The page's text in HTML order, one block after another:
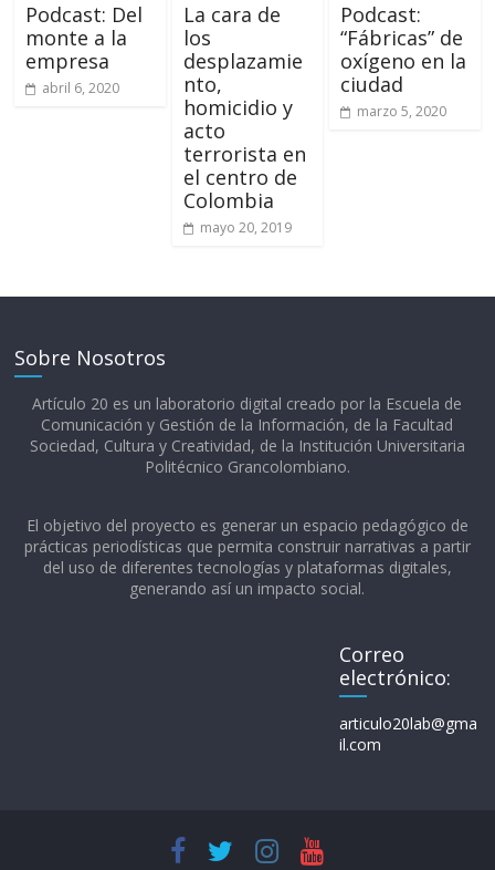
Podcast: Del
monte a la
empresa
abril 6, 2020
La cara de
los
desplazamie
nto,
homicidio y
acto
terrorista en
el centro de
Colombia
mayo 20, 2019
Podcast:
“Fábricas” de
oxígeno en la
ciudad
marzo 5, 2020
Sobre Nosotros
Artículo 20 es un laboratorio digital creado por la Escuela de
Comunicación y Gestión de la Información, de la Facultad
Sociedad, Cultura y Creatividad, de la Institución Universitaria
Politécnico Grancolombiano.​
El objetivo del proyecto es generar un espacio pedagógico de
prácticas periodísticas que permita construir narrativas a partir
del uso de diferentes tecnologías y plataformas digitales,
generando así un impacto social.
Correo
electrónico:
articulo20lab@gma
il.com